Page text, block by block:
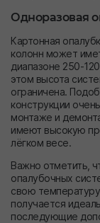
Одноразовая
Картонная
колонн может
диапазоне 250-
этом высота
ограничена.
конструкции
монтаже и
имеют высокую
лёгком весе.
Важно отметить,
опалубочных
свою
получается
последующие